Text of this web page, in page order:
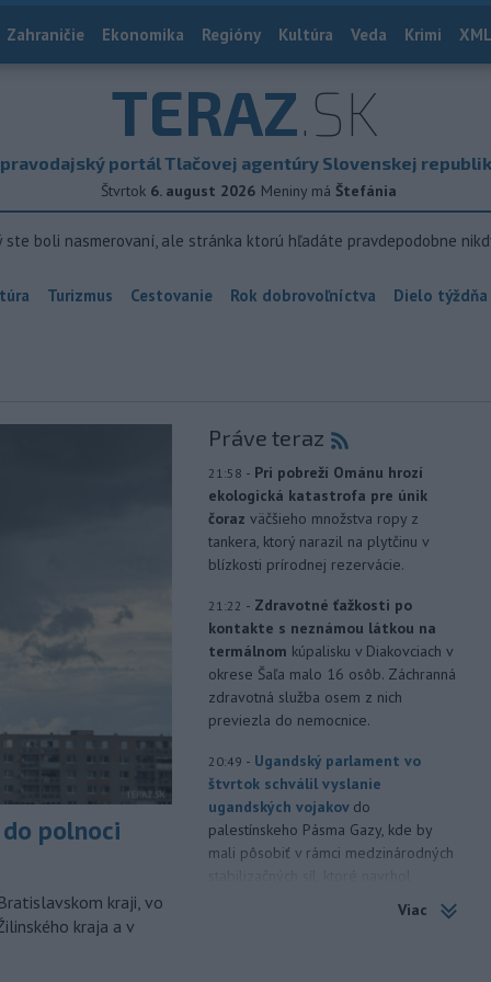
Zahraničie Ekonomika Regióny Kultúra Veda Krimi
TERAZ.SK
portál Tlačovej agentúry Slovenskej
Štvrtok 6. august 2026 Meniny má Štefánia
ste boli nasmerovaní, ale stránka ktorú hľadáte pravdepodobne
Turizmus Cestovanie Rok dobrovoľníctva Dielo týždňa
do polnoci
kraji, vo
kraja a v
Práve teraz
21:58 - Pri pobreží Ománu hrozí
ekologická katastrofa pre únik
čoraz väčšieho množstva ropy z
tankera, ktorý narazil na plytčinu v
blízkosti prírodnej rezervácie.
21:22 - Zdravotné ťažkosti po
kontakte s neznámou látkou na
termálnom kúpalisku v Diakovciach v
okrese Šaľa malo 16 osôb. Záchranná
zdravotná služba osem z nich
previezla do nemocnice.
20:49 - Ugandský parlament vo
štvrtok schválil vyslanie
ugandských vojakov do
palestínskeho Pásma Gazy, kde by
mali pôsobiť v rámci medzinárodných
Viac